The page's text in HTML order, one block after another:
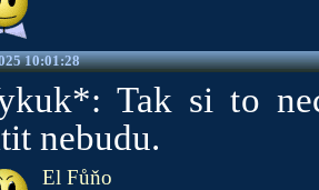
10:01:28
Tak si to
nebudu.
El Fůňo